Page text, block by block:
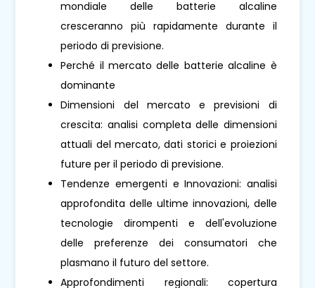
mondiale delle batterie alcaline
cresceranno più rapidamente durante il
periodo di previsione.
Perché il mercato delle batterie alcaline è
dominante
Dimensioni del mercato e previsioni di
crescita: analisi completa delle dimensioni
attuali del mercato, dati storici e proiezioni
future per il periodo di previsione.
Tendenze emergenti e Innovazioni: analisi
approfondita delle ultime innovazioni, delle
tecnologie dirompenti e dell'evoluzione
delle preferenze dei consumatori che
plasmano il futuro del settore.
Approfondimenti regionali: copertura